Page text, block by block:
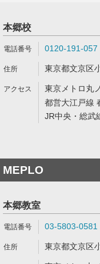
本郷校
0120-191-057
東京都文京区
東京メトロ丸
都営大江戸線
JR中央・総武
MEPLO
本郷教室
03-5803-0581
東京都文京区